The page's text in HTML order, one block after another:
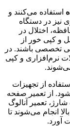
استفاده می‌کنند و
نیز در دستگاه
اختلال در
و کپی خور از
تخصصی باشند. در
نرم‌افزاری و کپی
از تجهیزات
از تعمیر صفحه
تعمیر آنالوگ
انجام می‌شوند تا
آورد.